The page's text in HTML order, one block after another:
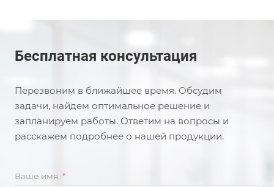
Бесплатная консультация
Перезвоним в ближайшее время. Обсудим
задачи, найдем оптимальное решение и
запланируем работы. Ответим на вопросы и
расскажем подробнее о нашей продукции.
Ваше имя: *